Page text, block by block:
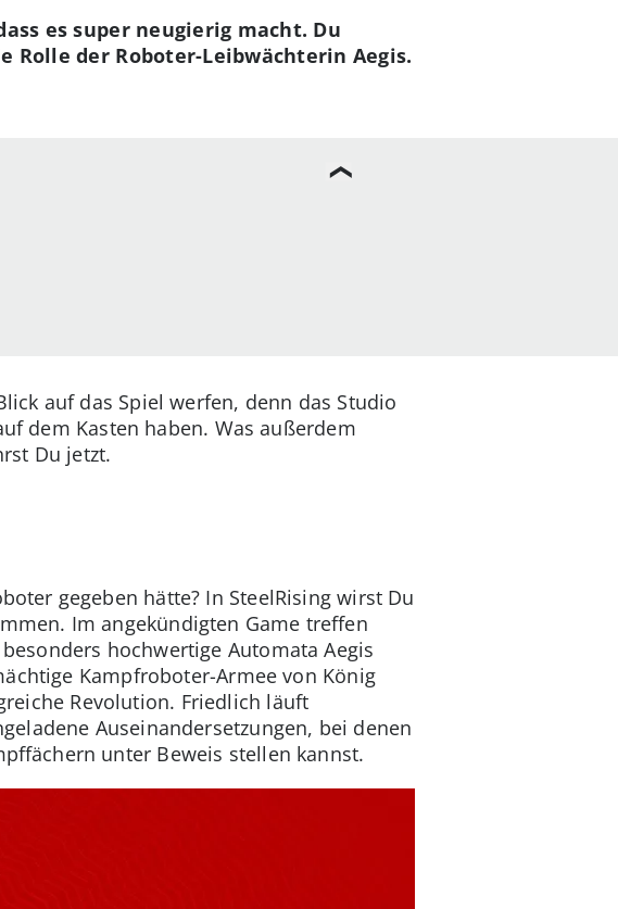
es super neugierig macht. Du
Rolle der Roboter-Leibwächterin Aegis.
auf das Spiel werfen, denn das Studio
dem Kasten haben. Was außerdem
Du jetzt.
gegeben hätte? In SteelRising wirst Du
Im angekündigten Game treffen
hochwertige Automata Aegis
Kampfroboter-Armee von König
Revolution. Friedlich läuft
Auseinandersetzungen, bei denen
unter Beweis stellen kannst.